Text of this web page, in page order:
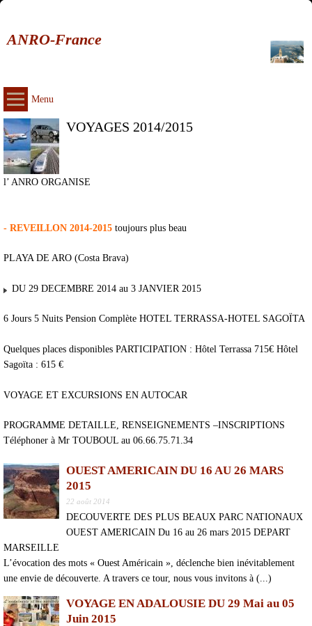
ANRO-France
Menu
VOYAGES 2014/2015
l’ ANRO ORGANISE
- REVEILLON 2014-2015 toujours plus beau
PLAYA DE ARO (Costa Brava)
DU 29 DECEMBRE 2014 au 3 JANVIER 2015
6 Jours 5 Nuits Pension Complète HOTEL TERRASSA-HOTEL SAGOÏTA
Quelques places disponibles PARTICIPATION : Hôtel Terrassa 715€ Hôtel
Sagoïta : 615 €
VOYAGE ET EXCURSIONS EN AUTOCAR
PROGRAMME DETAILLE, RENSEIGNEMENTS –INSCRIPTIONS
Téléphoner à Mr TOUBOUL au 06.66.75.71.34
OUEST AMERICAIN DU 16 AU 26 MARS
2015
22 août 2014
DECOUVERTE DES PLUS BEAUX PARC NATIONAUX
OUEST AMERICAIN Du 16 au 26 mars 2015 DEPART
MARSEILLE
L’évocation des mots « Ouest Américain », déclenche bien inévitablement
une envie de découverte. A travers ce tour, nous vous invitons à (...)
VOYAGE EN ADALOUSIE DU 29 Mai au 05
Juin 2015